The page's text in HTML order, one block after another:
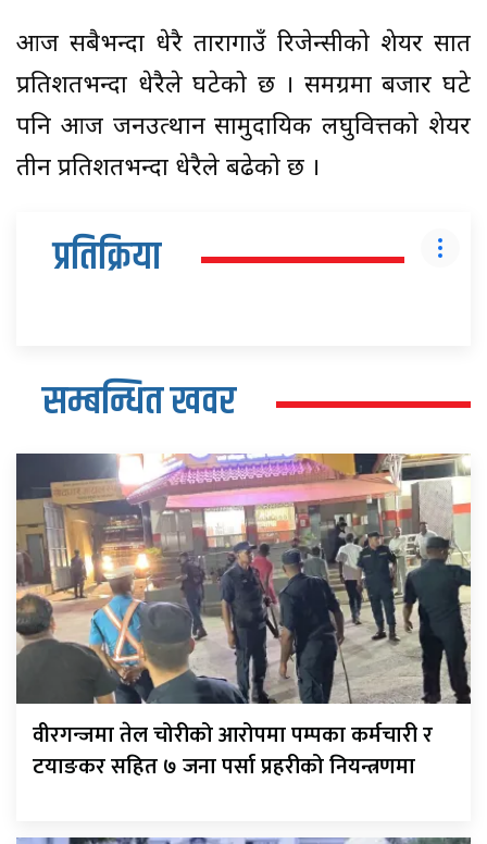
आज सबैभन्दा धेरै तारागाउँ रिजेन्सीको शेयर सात
प्रतिशतभन्दा धेरैले घटेको छ । समग्रमा बजार घटे
पनि आज जनउत्थान सामुदायिक लघुवित्तको शेयर
तीन प्रतिशतभन्दा धेरैले बढेको छ ।
प्रतिक्रिया
सम्बन्धित खवर
वीरगन्जमा तेल चोरीको आरोपमा पम्पका कर्मचारी र
टयाङकर सहित ७ जना पर्सा प्रहरीको नियन्त्रणमा